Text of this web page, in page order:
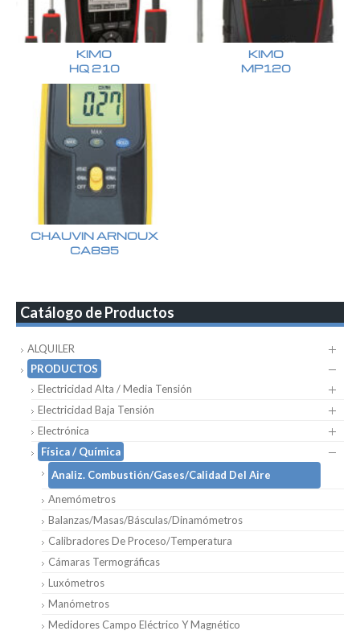
KIMO
HQ 210
KIMO
MP120
CHAUVIN ARNOUX
CA895
Catálogo de Productos
ALQUILER
PRODUCTOS
Electricidad Alta / Media Tensión
Electricidad Baja Tensión
Electrónica
Física / Química
Analiz. Combustión/Gases/Calidad Del Aire
Anemómetros
Balanzas/Masas/Básculas/Dinamómetros
Calibradores De Proceso/Temperatura
Cámaras Termográficas
Luxómetros
Manómetros
Medidores Campo Eléctrico Y Magnético